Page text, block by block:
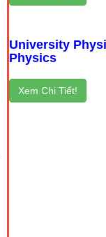
University
Physics
Xem Chi Tiết!